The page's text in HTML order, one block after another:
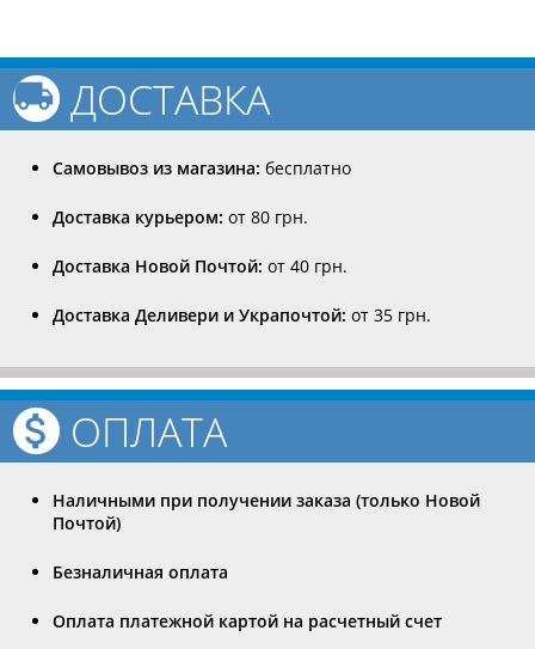
ДОСТАВКА
Самовывоз из магазина: бесплатно
Доставка курьером: от 80 грн.
Доставка Новой Почтой: от 40 грн.
Доставка Деливери и Украпочтой: от 35 грн.
ОПЛАТА
Наличными при получении заказа (только Новой
Почтой)
Безналичная оплата
Оплата платежной картой на расчетный счет